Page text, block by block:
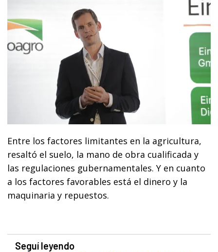
Entre los factores limitantes en la agricultura,
resaltó el suelo, la mano de obra cualificada y
las regulaciones gubernamentales. Y en cuanto
a los factores favorables está el dinero y la
maquinaria y repuestos.
Seguí leyendo